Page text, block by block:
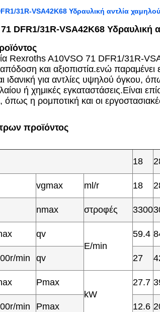
31R-VSA42K68 Υδραυλική αντλία
DFR1/31R-VSA42K68 Υδραυλική
Rexroths A10VSO 71 DFR1/31R-
και αξιοπιστία.ενώ παραμένει
ιδανική για αντλίες υψηλού όγκου,
ή χημικές εγκαταστάσεις.Είναι
όπως η ρομποτική και οι
προϊόντος
18
vgmax ml/r 18
nmax στροφές 3300
qv
Ε/min
59.4
min qv 27
Pmax
kW
27.7
min Pmax 12.6